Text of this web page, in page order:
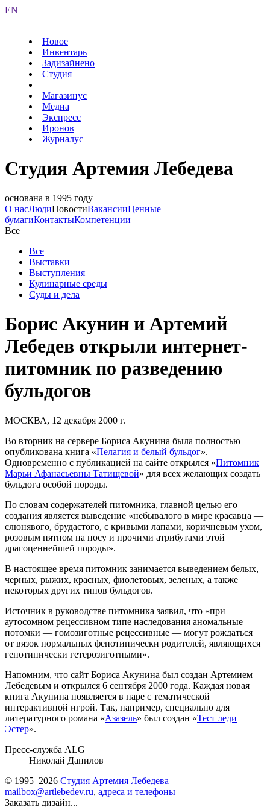
EN
Новое
Инвентарь
Задизайнено
Студия
Магазинус
Медиа
Экспресс
Иронов
Журналус
Студия Артемия Лебедева
основана в 1995 году
О насЛюдиНовостиВакансииЦенные
бумагиКонтактыКомпетенции
Все
Все
Выставки
Выступления
Кулинарные среды
Суды и дела
Борис Акунин и Артемий
Лебедев открыли интернет-
питомник по разведению
бульдогов
МОСКВА, 12 декабря 2000 г.
Во вторник на сервере Бориса Акунина была полностью
опубликована книга «Пелагия и белый бульдог».
Одновременно с публикацией на сайте открылся «Питомник
Марьи Афанасьевны Татищевой» для всех желающих создать
бульдога особой породы.
По словам содержателей питомника, главной целью его
создания является выведение «небывалого в мире красавца —
слюнявого, брудастого, с кривыми лапами, коричневым ухом,
розовым пятном на носу и прочими атрибутами этой
драгоценнейшей породы».
В настоящее время питомник занимается выведением белых,
черных, рыжих, красных, фиолетовых, зеленых, а также
некоторых других типов бульдогов.
Источник в руководстве питомника заявил, что «при
аутосомном рецессивном типе наследования аномальные
потомки — гомозиготные рецессивные — могут рождаться
от вязок нормальных фенотипически родителей, являющихся
генотипически гетерозиготными».
Напомним, что сайт Бориса Акунина был создан Артемием
Лебедевым и открылся 6 сентября 2000 года. Каждая новая
книга Акунина появляется в паре с тематической
интерактивной игрой. Так, например, специально для
литературного романа «Азазель» был создан «Тест леди
Эстер».
Пресс-служба ALG
Николай Данилов
© 1995–2026 Студия Артемия Лебедева
mailbox@artlebedev.ru, адреса и телефоны
Заказать дизайн...